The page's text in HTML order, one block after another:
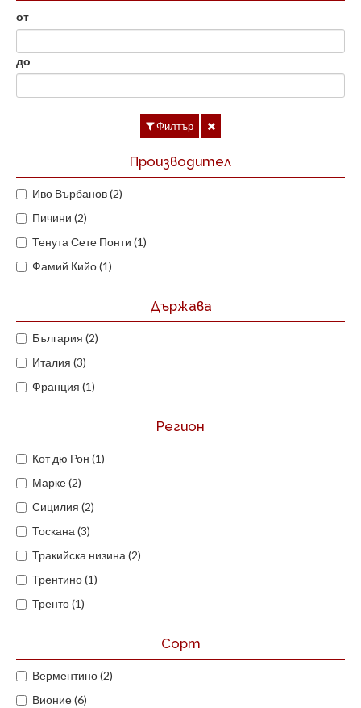
от
до
Филтър
Производител
Иво Върбанов (2)
Пичини (2)
Тенута Сете Понти (1)
Фамий Кийо (1)
Държава
България (2)
Италия (3)
Франция (1)
Регион
Кот дю Рон (1)
Марке (2)
Сицилия (2)
Тоскана (3)
Тракийска низина (2)
Трентино (1)
Тренто (1)
Сорт
Верментино (2)
Вионие (6)